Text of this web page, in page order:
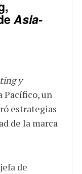
Asia-
y
Pacífico, un
estrategias
de la marca
de